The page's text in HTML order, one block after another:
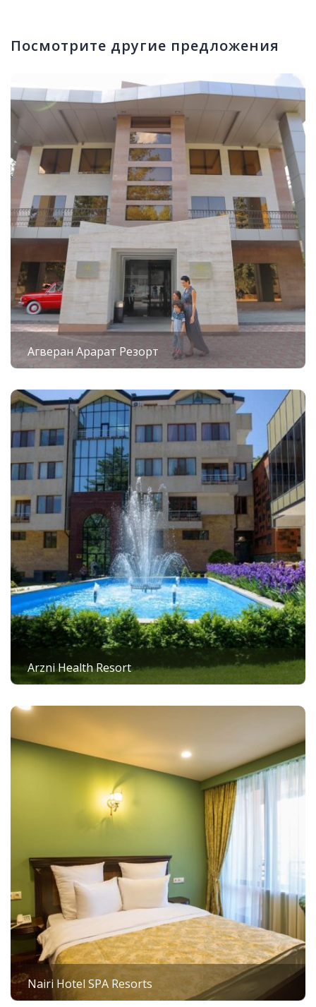
Посмотрите другие предложения
Агверан Арарат Резорт
Arzni Health Resort
Nairi Hotel SPA Resorts